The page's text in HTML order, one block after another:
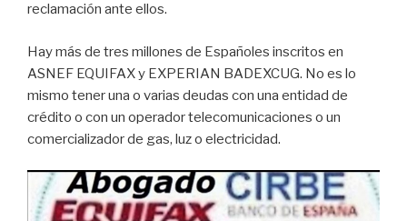
reclamación ante ellos.
Hay más de tres millones de Españoles inscritos en
ASNEF EQUIFAX y EXPERIAN BADEXCUG. No es lo
mismo tener una o varias deudas con una entidad de
crédito o con un operador telecomunicaciones o un
comercializador de gas, luz o electricidad.